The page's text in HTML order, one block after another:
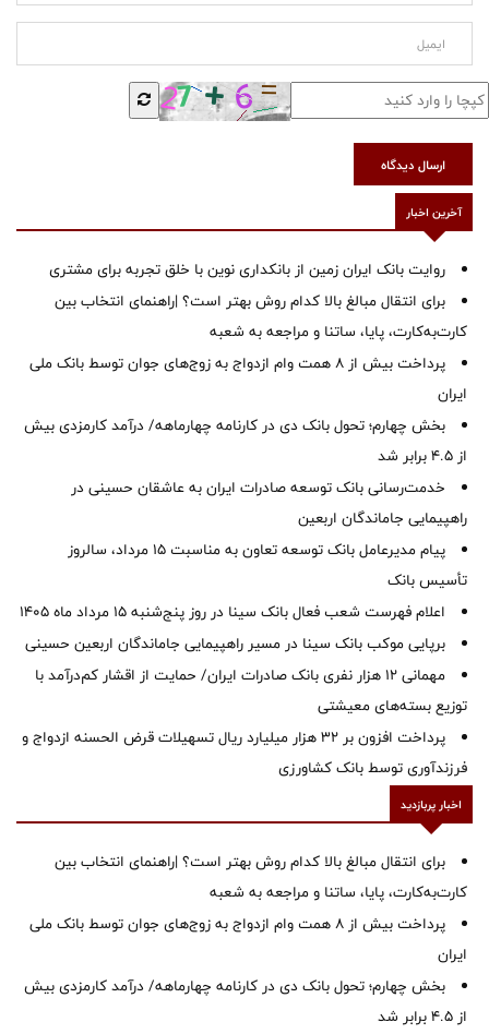
ارسال دیدگاه
آخرین اخبار
روایت بانک ایران زمین از بانکداری نوین با خلق تجربه برای مشتری
برای انتقال مبالغ بالا کدام روش بهتر است؟ |راهنمای انتخاب بین
کارت‌به‌کارت، پایا، ساتنا و مراجعه به شعبه
پرداخت بیش از ۸ همت وام ازدواج به زوج‌های جوان توسط بانک ملی
ایران
بخش چهارم؛ تحول بانک دی در کارنامه چهارماهه/ درآمد کارمزدی بیش
از ۴.۵ برابر شد
خدمت‌رسانی بانک توسعه صادرات ایران به عاشقان حسینی در
راهپیمایی جاماندگان اربعین
پیام مدیرعامل بانک توسعه تعاون به مناسبت 15 مرداد، سالروز
تأسیس بانک
اعلام فهرست شعب فعال بانک سینا در روز پنج‌شنبه 15 مرداد ماه 1405
برپایی موکب بانک سینا در مسیر راهپیمایی جاماندگان اربعین حسینی
مهمانی ۱۲ هزار نفری بانک صادرات ایران/ حمایت از اقشار کم‌درآمد با
توزیع بسته‌های معیشتی
پرداخت افزون بر 32 هزار میلیارد ریال تسهیلات قرض الحسنه ازدواج و
فرزندآوری توسط بانک کشاورزی
اخبار پربازدید
برای انتقال مبالغ بالا کدام روش بهتر است؟ |راهنمای انتخاب بین
کارت‌به‌کارت، پایا، ساتنا و مراجعه به شعبه
پرداخت بیش از ۸ همت وام ازدواج به زوج‌های جوان توسط بانک ملی
ایران
بخش چهارم؛ تحول بانک دی در کارنامه چهارماهه/ درآمد کارمزدی بیش
از ۴.۵ برابر شد